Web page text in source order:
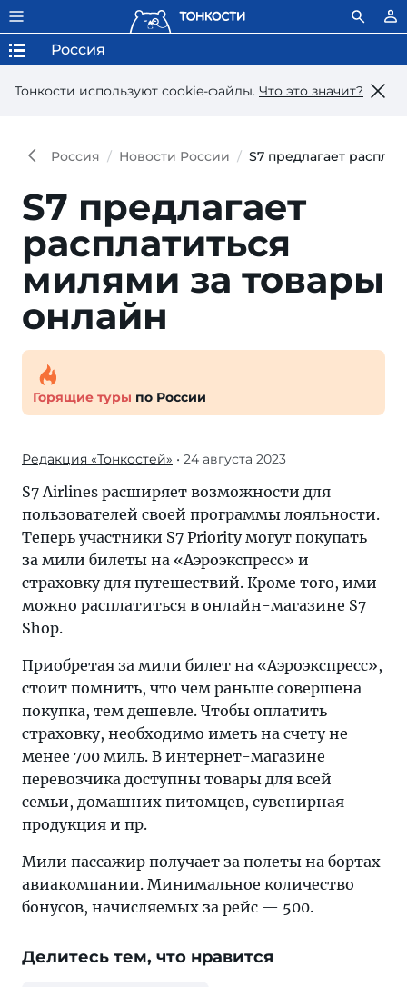
Тонкости используют сookie-файлы. Что это значит?
Россия
Россия Новости России S7 предлагает
S7 предлагает
распла­титься
милями за товары
онлайн
Горящие туры по России
Редакция «Тонкостей» • 24 августа 2023
S7 Airlines расширяет возможности для
пользователей своей программы лояльности.
Теперь участники S7 Priority могут покупать
за мили билеты на «Аэроэкспресс» и
страховку для путешествий. Кроме того, ими
можно расплатиться в онлайн-магазине S7
Shop.
Приобретая за мили билет на «Аэроэкспресс»,
стоит помнить, что чем раньше совершена
покупка, тем дешевле. Чтобы оплатить
страховку, необходимо иметь на счету не
менее 700 миль. В интернет-магазине
перевозчика доступны товары для всей
семьи, домашних питомцев, сувенирная
продукция и пр.
Мили пассажир получает за полеты на бортах
авиакомпании. Минимальное количество
бонусов, начисляемых за рейс — 500.
Делитесь тем, что нравится